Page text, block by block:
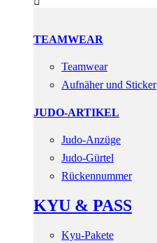
TEAMWEAR
Teamwear
Aufnäher und Sticker
JUDO-ARTIKEL
Judo-Anzüge
Judo-Gürtel
Rückennummer
KYU & PASS
Kyu-Pakete